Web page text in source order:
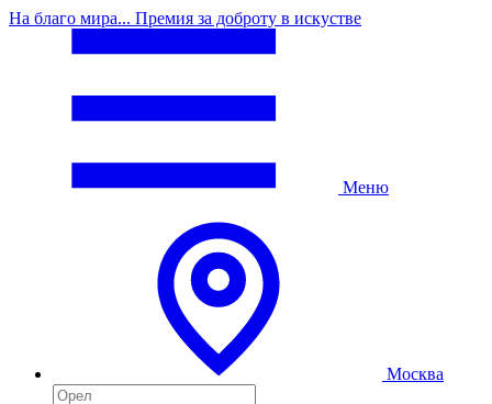
На благо мира... Премия за доброту в искустве
Меню
Москва